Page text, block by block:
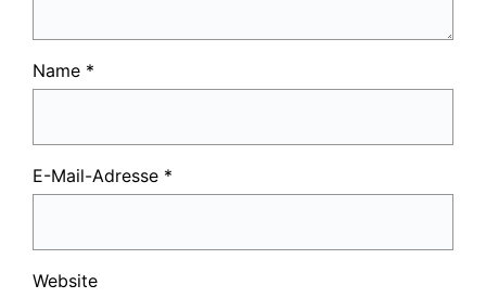
Name *
E-Mail-Adresse *
Website